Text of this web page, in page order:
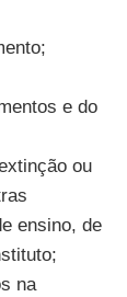
e do
ou
ensino, de
na